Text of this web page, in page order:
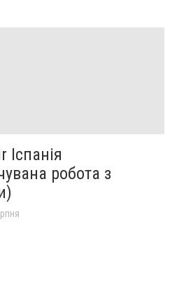
Іспанія
робота з